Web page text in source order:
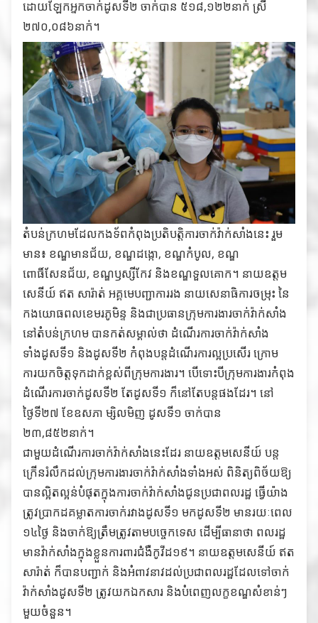
ដោយឡែកអ្នកចាក់ដូសទី២ ចាក់បាន ៥១៨,១២២នាក់ ស្រី
២៧០,០៨៦នាក់។
តំបន់ក្រហមដែលកងទ័ពកំពុងប្រតិបត្តិការចាក់វ៉ាក់សាំងនេះ រួម
មាន៖ ខណ្ឌមានជ័យ, ខណ្ឌដង្កោ, ខណ្ឌកំបូល, ខណ្ឌ
ពោធិ៍សែនជ័យ, ខណ្ឌឫស្សីកែវ និងខណ្ឌទួលគោក។ នាយឧត្តម
សេនីយ៍ ឥត សារ៉ាត់ អគ្គមេបញ្ជាការរង នាយសេនាធិការចម្រុះ នៃ
កងយោធពលខេមរភូមិន្ទ និងជាប្រធានក្រុមការងារចាក់វ៉ាក់សាំង
នៅតំបន់ក្រហម បានកត់សម្គាល់ថា ដំណើរការចាក់វ៉ាក់សាំង
ទាំងដូសទី១ និងដូសទី២ កំពុងបន្តដំណើរការល្អប្រសើរ ក្រោម
ការយកចិត្តទុកដាក់ខ្ពស់ពីក្រុមការងារ។ បើទោះបីក្រុមការងារកំពុង
ដំណើរការចាក់ដូសទី២ តែដូសទី១ ក៏នៅតែបន្តផងដែរ។ នៅ
ថ្ងៃទី២៧ ខែឧសភា ម្សិលមិញ ដូសទី១ ចាក់បាន
២៣,៨៥២នាក់។
ជាមួយដំណើរការចាក់វ៉ាក់សាំងនេះដែរ នាយឧត្តមសេនីយ៍ បន្ត
ក្រើនរំលឹកដល់ក្រុមការងារចាក់វ៉ាក់សាំងទាំងអស់ ពិនិត្យពិច័យឱ្យ
បានល្អិតល្អន់បំផុតក្នុងការចាក់វ៉ាក់សាំងជូនប្រជាពលរដ្ឋ ធ្វើយ៉ាង
ត្រូវប្រាកដគម្លាតការចាក់រវាងដូសទី១ មកដូសទី២ មានរយៈពេល
១៤ថ្ងៃ និងចាក់ឱ្យត្រឹមត្រូវតាមបច្ចេកទេស ដើម្បីធានាថា ពលរដ្ឋ
មានវ៉ាក់សាំងក្នុងខ្លួនការពារជំងឺកូវីដ១៩។ នាយឧត្តមសេនីយ៍ ឥត
សារ៉ាត់ ក៏បានបញ្ជាក់ និងអំពាវនាវដល់ប្រជាពលរដ្ឋដែលទៅចាក់
វ៉ាក់សាំងដូសទី២ ត្រូវយកឯកសារ និងបំពេញលក្ខខណ្ឌសំខាន់ៗ
មួយចំនួន។